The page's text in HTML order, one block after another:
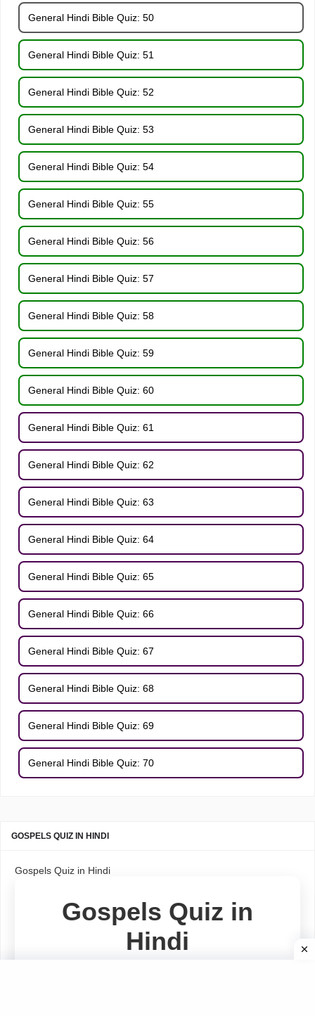
General Hindi Bible Quiz: 50
General Hindi Bible Quiz: 51
General Hindi Bible Quiz: 52
General Hindi Bible Quiz: 53
General Hindi Bible Quiz: 54
General Hindi Bible Quiz: 55
General Hindi Bible Quiz: 56
General Hindi Bible Quiz: 57
General Hindi Bible Quiz: 58
General Hindi Bible Quiz: 59
General Hindi Bible Quiz: 60
General Hindi Bible Quiz: 61
General Hindi Bible Quiz: 62
General Hindi Bible Quiz: 63
General Hindi Bible Quiz: 64
General Hindi Bible Quiz: 65
General Hindi Bible Quiz: 66
General Hindi Bible Quiz: 67
General Hindi Bible Quiz: 68
General Hindi Bible Quiz: 69
General Hindi Bible Quiz: 70
GOSPELS QUIZ IN HINDI
Gospels Quiz in Hindi
Gospels Quiz in
Hindi